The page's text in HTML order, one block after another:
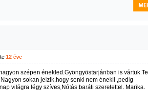
12 éve
szépen énekled.Gyöngyöstarjánban is vártuk.Te
sokan jelzik,hogy senki nem énekli ,pedig
világra légy szíves,Nótás baráti szeretettel. Marika.